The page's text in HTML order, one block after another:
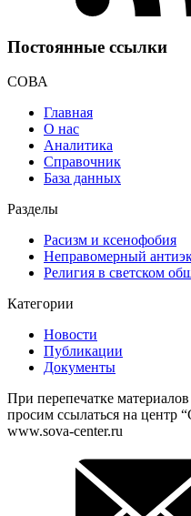
Постоянные ссылки
СОВА
Главная
О нас
Аналитика
Справочник
База данных
Разделы
Расизм и ксенофобия
Неправомерный
Религия в светском
Категории
Новости
Публикации
Документы
При перепечатке
просим ссылаться на центр
www.sova-center.ru